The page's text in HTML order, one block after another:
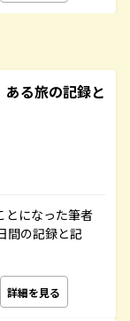
る旅の記録と
とになった筆者
間の記録と記
詳細を見る